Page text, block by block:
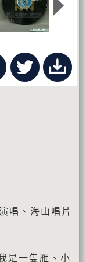
唱、海山唱片
是一隻雁、小